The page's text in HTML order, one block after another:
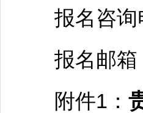
报名咨询
报名邮箱
附件1：